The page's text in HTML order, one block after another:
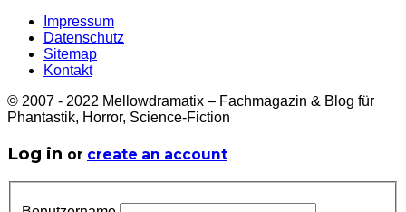
Impressum
Datenschutz
Sitemap
Kontakt
© 2007 - 2022 Mellowdramatix – Fachmagazin & Blog für
Phantastik, Horror, Science-Fiction
Log in or create an account